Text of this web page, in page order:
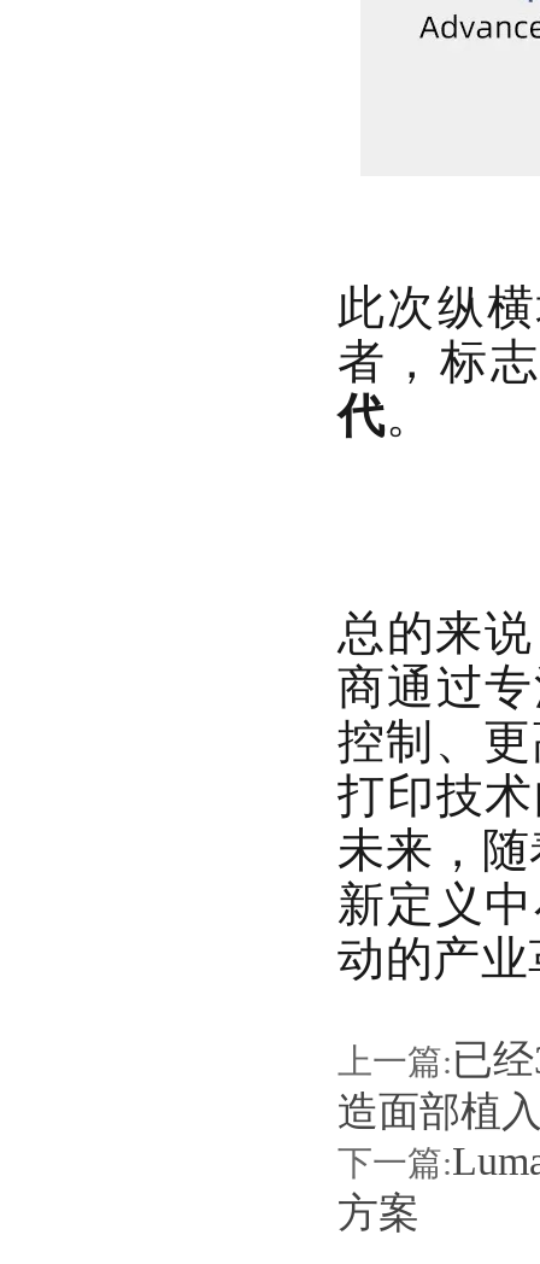
此次纵
者，标
代。
总的来
商通过
控制、
打印技
未来，
新定义
动的产
上一篇:已
造面部植
下一篇:
方案